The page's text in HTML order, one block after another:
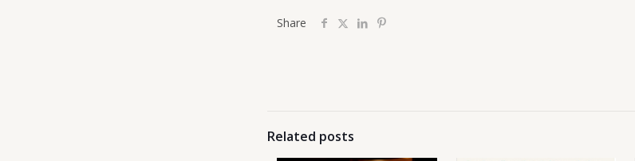
Share
Related posts